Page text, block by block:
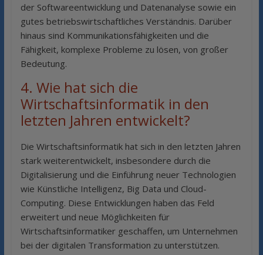
der Softwareentwicklung und Datenanalyse sowie ein
gutes betriebswirtschaftliches Verständnis. Darüber
hinaus sind Kommunikationsfähigkeiten und die
Fähigkeit, komplexe Probleme zu lösen, von großer
Bedeutung.
4. Wie hat sich die
Wirtschaftsinformatik in den
letzten Jahren entwickelt?
Die Wirtschaftsinformatik hat sich in den letzten Jahren
stark weiterentwickelt, insbesondere durch die
Digitalisierung und die Einführung neuer Technologien
wie Künstliche Intelligenz, Big Data und Cloud-
Computing. Diese Entwicklungen haben das Feld
erweitert und neue Möglichkeiten für
Wirtschaftsinformatiker geschaffen, um Unternehmen
bei der digitalen Transformation zu unterstützen.